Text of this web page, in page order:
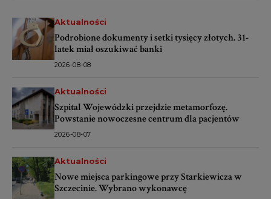
Aktualności
Podrobione dokumenty i setki tysięcy złotych. 31-
latek miał oszukiwać banki
2026-08-08
Aktualności
Szpital Wojewódzki przejdzie metamorfozę.
Powstanie nowoczesne centrum dla pacjentów
2026-08-07
Aktualności
Nowe miejsca parkingowe przy Starkiewicza w
Szczecinie. Wybrano wykonawcę